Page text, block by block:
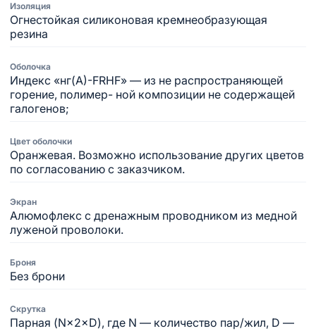
Изоляция
Огнестойкая силиконовая кремнеобразующая
резина
Оболочка
Индекс «нг(А)-FRHF» — из не распространяющей
горение, полимер- ной композиции не содержащей
галогенов;
Цвет оболочки
Оранжевая. Возможно использование других цветов
по согласованию с заказчиком.
Экран
Алюмофлекс с дренажным проводником из медной
луженой проволоки.
Броня
Без брони
Скрутка
Парная (N×2×D), где N — количество пар/жил, D —